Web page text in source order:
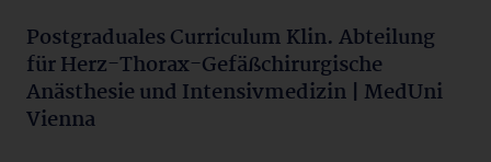
Postgraduales Curriculum Klin. Abteilung
für Herz-Thorax-Gefäßchirurgische
Anästhesie und Intensivmedizin | MedUni
Vienna